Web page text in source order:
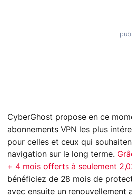
CyberGhost propose en ce
abonnements VPN les plus
pour celles et ceux qui
navigation sur le long terme.
+ 4 mois offerts à seulement
bénéficiez de 28 mois de
avec ensuite un renouvellement